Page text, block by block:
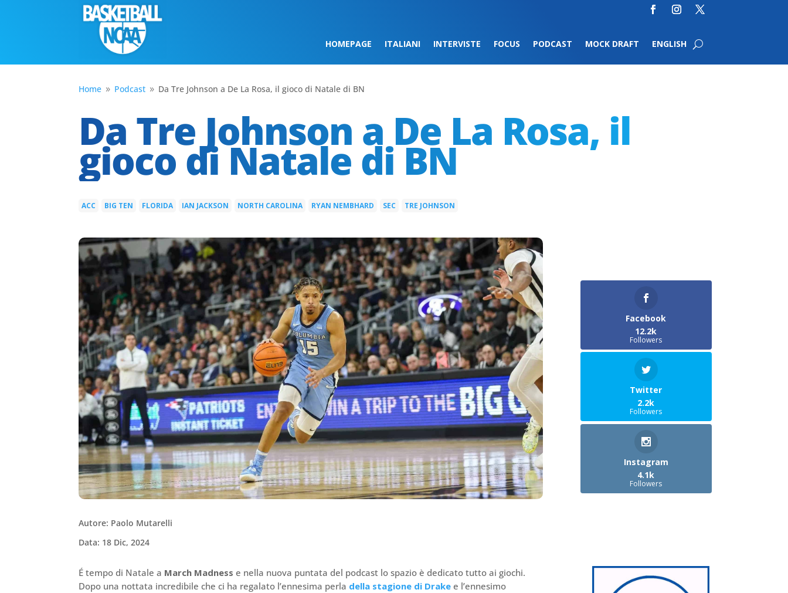
HOMEPAGE ITALIANI INTERVISTE FOCUS PODCAST MOCK DRAFT ENGLISH
Home 9 Podcast 9 Da Tre Johnson a De La Rosa, il gioco di Natale di BN
Da Tre Johnson a De La Rosa, il
gioco di Natale di BN
ACC BIG TEN FLORIDA IAN JACKSON NORTH CAROLINA RYAN NEMBHARD SEC TRE JOHNSON
Autore: Paolo Mutarelli
Data: 18 Dic, 2024
É tempo di Natale a March Madness e nella nuova puntata del podcast lo spazio è dedicato tutto ai giochi.
Dopo una nottata incredibile che ci ha regalato l’ennesima perla della stagione di Drake e l’ennesimo
Facebook
12.2k
Followers
Twitter
2.2k
Followers
Instagram
4.1k
Followers